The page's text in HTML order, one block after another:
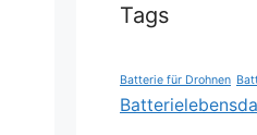
Tags
Batterie für Drohnen